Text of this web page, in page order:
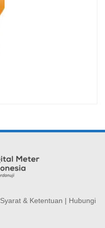
Syarat & Ketentuan | Hubungi